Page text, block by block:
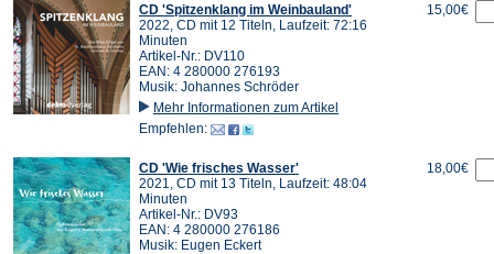
CD 'Spitzenklang im Weinbauland'
2022, CD mit 12 Titeln, Laufzeit: 72:16
Minuten
Artikel-Nr.: DV110
EAN: 4 280000 276193
Musik: Johannes Schröder
Mehr Informationen zum Artikel
Empfehlen:
15,00€
CD 'Wie frisches Wasser'
2021, CD mit 13 Titeln, Laufzeit: 48:04
Minuten
Artikel-Nr.: DV93
EAN: 4 280000 276186
Musik: Eugen Eckert
18,00€